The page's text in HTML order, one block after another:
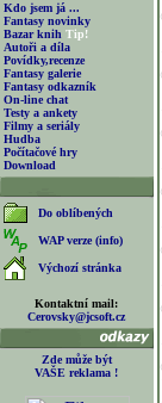
Kdo jsem já ...
Fantasy novinky
Bazar knih Tip!
Autoři a díla
Povídky,recenze
Fantasy galerie
Fantasy odkazník
On-line chat
Testy a ankety
Filmy a seriály
Hudba
Počítačové hry
Download
Do oblíbených
WAP verze (info)
Výchozí stránka
Kontaktní mail:
Cerovsky@jcsoft.cz
Zde může být
VAŠE reklama !